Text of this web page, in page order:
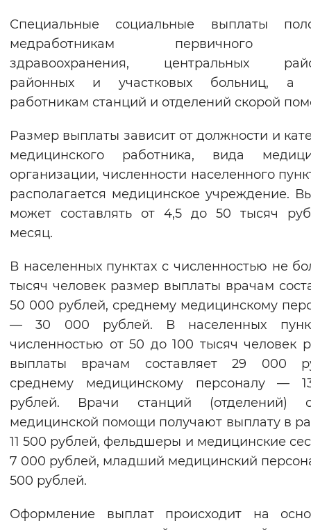
Включены Выключены
Звуковой ассистент
Воспроизвести Остановить
Вернуть стандартные настройки
Специальные социальные выплаты
медработникам первичного
здравоохранения, центральных
районных и участковых больниц, а
работникам станций и отделений скорой
Размер выплаты зависит от должности и
медицинского работника, вида
организации, численности населенного
располагается медицинское учреждение.
может составлять от 4,5 до 50 тысяч
месяц.
В населенных пунктах с численностью не
тысяч человек размер выплаты врачам
50 000 рублей, среднему медицинскому
— 30 000 рублей. В населенных
численностью от 50 до 100 тысяч человек
выплаты врачам составляет 29 000
среднему медицинскому персоналу —
рублей. Врачи станций (отделений)
медицинской помощи получают выплату в
11 500 рублей, фельдшеры и медицинские
7 000 рублей, младший медицинский
500 рублей.
Оформление выплат происходит на